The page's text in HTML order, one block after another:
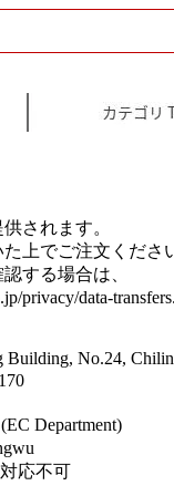
されます。
上でご注文くださ
する場合は、
privacy/data-
Building, No.24,
Department)
応不可